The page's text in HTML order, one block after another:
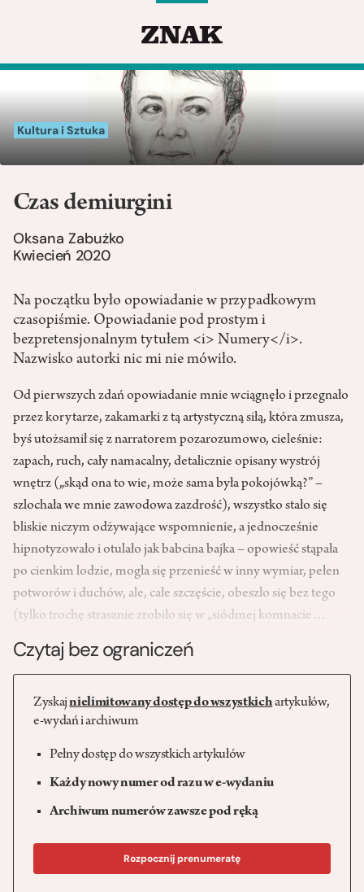
Kultura i Sztuka
Czas demiurgini
Oksana Zabużko
Kwiecień 2020
Na początku było opowiadanie w przypadkowym
czasopiśmie. Opowiadanie pod prostym i
bezpretensjonalnym tytułem <i> Numery</i>.
Nazwisko autorki nic mi nie mówiło.
Od pierwszych zdań opowiadanie mnie wciągnęło i przegnało
przez korytarze, zakamarki z tą artystyczną siłą, która zmusza,
byś utożsamił się z narratorem pozarozumowo, cieleśnie:
zapach, ruch, cały namacalny, detalicznie opisany wystrój
wnętrz („skąd ona to wie, może sama była pokojówką?” –
szlochała we mnie zawodowa zazdrość), wszystko stało się
bliskie niczym odżywające wspomnienie, a jednocześnie
hipnotyzowało i otulało jak babcina bajka – opowieść stąpała
po cienkim lodzie, mogła się przenieść w inny wymiar, pełen
potworów i duchów, ale, całe szczęście, obeszło się bez tego
(tylko trochę strasznie zrobiło się w „siódmej komnacie…
Czytaj bez ograniczeń
Zyskajnielimitowany dostęp do wszystkichartykułów,
e-wydań i archiwum
Pełny dostęp do wszystkich artykułów
Każdy nowy numer od razu w e-wydaniu
Archiwum numerów zawsze pod ręką
Rozpocznij prenumeratę